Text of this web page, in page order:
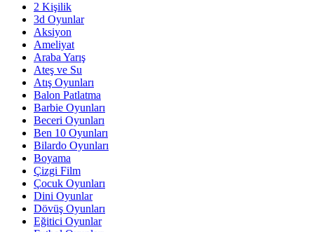
2 Kişilik
3d Oyunlar
Aksiyon
Ameliyat
Araba Yarış
Ateş ve Su
Atış Oyunları
Balon Patlatma
Barbie Oyunları
Beceri Oyunları
Ben 10 Oyunları
Bilardo Oyunları
Boyama
Çizgi Film
Çocuk Oyunları
Dini Oyunlar
Dövüş Oyunları
Eğitici Oyunlar